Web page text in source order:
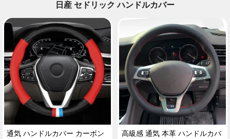
日産 セドリック ハンドルカバー
通気 ハンドルカバー カーボン
高級感 通気 本革 ハンドルカバ